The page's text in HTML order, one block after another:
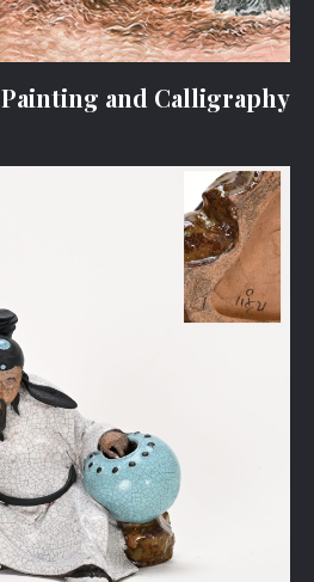
Painting and Calligraphy